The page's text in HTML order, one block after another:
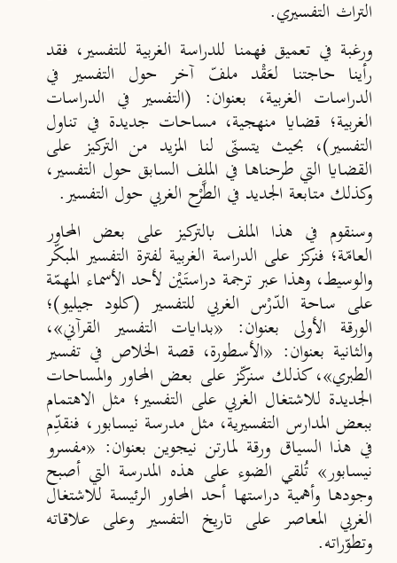
التراث التفسيري.
ورغبة في تعميق فهمنا للدراسة الغربية للتفسير، فقد
رأينا حاجتنا لعَقْد ملفّ آخر حول التفسير في
الدراسات الغربية، بعنوان: (التفسير في الدراسات
الغربية؛ قضايا منهجية، مساحات جديدة في تناول
التفسير)، بحيث يتسنّى لنا المزيد من التركيز على
القضايا التي طرحناها في الملف السابق حول التفسير،
وكذلك متابعة الجديد في الطَّرْح الغربي حول التفسير.
وسنقوم في هذا الملف بالتركيز على بعض المحاور
العامّة؛ فنركز على الدراسة الغربية لفترة التفسير المبكّر
والوسيط، وهذا عبر ترجمة دراستَيْن لأحد الأسماء المهمّة
على ساحة الدّرْس الغربي للتفسير (كلود جيليو)؛
الورقة الأولى بعنوان: «بدايات التفسير القرآني»،
والثانية بعنوان: «الأسطورة، قصة الخلاص في تفسير
الطبري»، كذلك سنركّز على بعض المحاور والمساحات
الجديدة للاشتغال الغربي على التفسير؛ مثل الاهتمام
ببعض المدارس التفسيرية، مثل مدرسة نيسابور، فنقدِّم
في هذا السياق ورقة لمارتن نيجوين بعنوان: «مفسرو
نيسابور» تُلقي الضوء على هذه المدرسة التي أصبح
وجودها وأهمية دراستها أحد المحاور الرئيسة للاشتغال
الغربي المعاصر على تاريخ التفسير وعلى علاقاته
وتطوّراته.